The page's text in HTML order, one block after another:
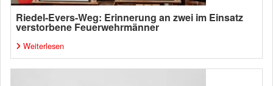
Riedel-Evers-Weg: Erinnerung an zwei im Einsatz
verstorbene Feuerwehrmänner
Weiterlesen